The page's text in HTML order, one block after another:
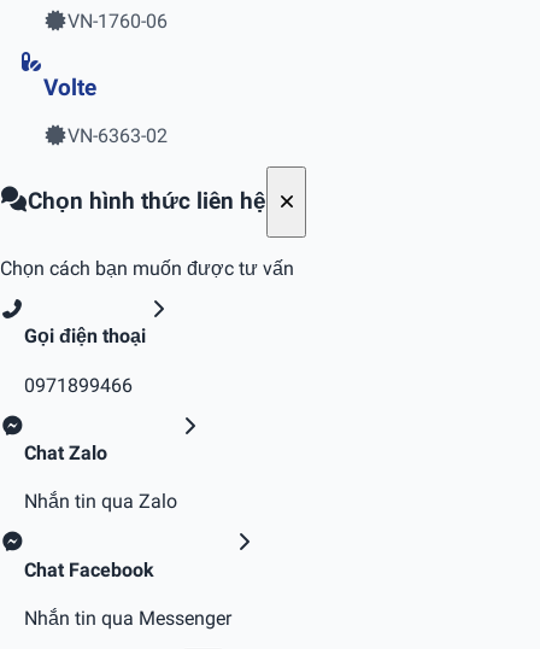
VN-1760-06
Volte
VN-6363-02
Chọn hình thức liên hệ
Chọn cách bạn muốn được tư vấn
Gọi điện thoại
0971899466
Chat Zalo
Nhắn tin qua Zalo
Chat Facebook
Nhắn tin qua Messenger